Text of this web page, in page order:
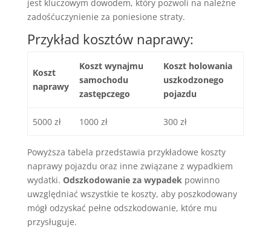
jest kluczowym dowodem, który pozwoli na należne
zadośćuczynienie za poniesione straty.
Przykład kosztów naprawy:
Koszt
naprawy
Koszt wynajmu
samochodu
zastępczego
Koszt holowania
uszkodzonego
pojazdu
5000 zł 1000 zł 300 zł
Powyższa tabela przedstawia przykładowe koszty
naprawy pojazdu oraz inne związane z wypadkiem
wydatki. Odszkodowanie za wypadekpowinno
uwzględniać wszystkie te koszty, aby poszkodowany
mógł odzyskać pełne odszkodowanie, które mu
przysługuje.